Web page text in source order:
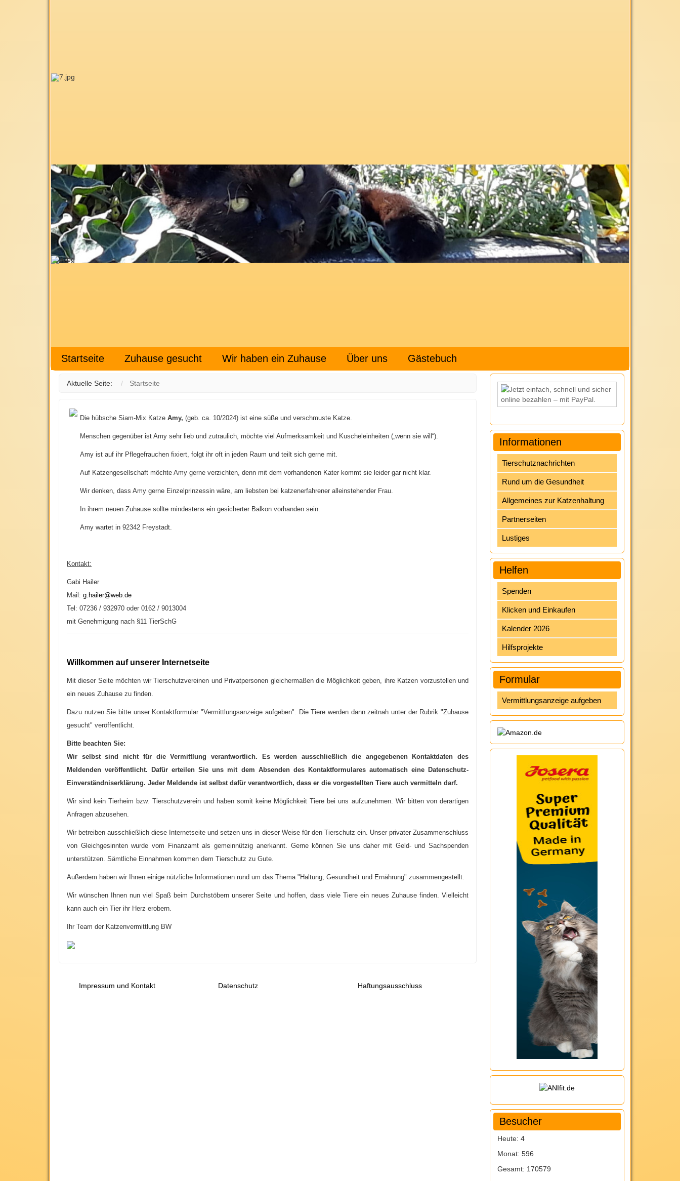
Startseite Zuhause gesucht Wir haben ein Zuhause Über uns Gästebuch
Aktuelle Seite: Startseite
Die hübsche Siam-Mix Katze Amy, (geb. ca. 10/2024) ist eine süße und verschmuste Katze.
Menschen gegenüber ist Amy sehr lieb und zutraulich, möchte viel Aufmerksamkeit und Kuscheleinheiten („wenn sie will“).
Amy ist auf ihr Pflegefrauchen fixiert, folgt ihr oft in jeden Raum und teilt sich gerne mit.
Auf Katzengesellschaft möchte Amy gerne verzichten, denn mit dem vorhandenen Kater kommt sie leider gar nicht klar.
Wir denken, dass Amy gerne Einzelprinzessin wäre, am liebsten bei katzenerfahrener alleinstehender Frau.
In ihrem neuen Zuhause sollte mindestens ein gesicherter Balkon vorhanden sein.
Amy wartet in 92342 Freystadt.
Kontakt:
Gabi Hailer
Mail: g.hailer@web.de
Tel: 07236 / 932970 oder 0162 / 9013004
mit Genehmigung nach §11 TierSchG
Willkommen auf unserer Internetseite
Mit dieser Seite möchten wir Tierschutzvereinen und Privatpersonen gleichermaßen die Möglichkeit geben, ihre Katzen vorzustellen und
ein neues Zuhause zu finden.
Dazu nutzen Sie bitte unser Kontaktformular "Vermittlungsanzeige aufgeben". Die Tiere werden dann zeitnah unter der Rubrik "Zuhause
gesucht" veröffentlicht.
Bitte beachten Sie:
Wir selbst sind nicht für die Vermittlung verantwortlich. Es werden ausschließlich die angegebenen Kontaktdaten des
Meldenden veröffentlicht. Dafür erteilen Sie uns mit dem Absenden des Kontaktformulares automatisch eine Datenschutz-
Einverständniserklärung. Jeder Meldende ist selbst dafür verantwortlich, dass er die vorgestellten Tiere auch vermitteln darf.
Wir sind kein Tierheim bzw. Tierschutzverein und haben somit keine Möglichkeit Tiere bei uns aufzunehmen. Wir bitten von derartigen
Anfragen abzusehen.
Wir betreiben ausschließlich diese Internetseite und setzen uns in dieser Weise für den Tierschutz ein. Unser privater Zusammenschluss
von Gleichgesinnten wurde vom Finanzamt als gemeinnützig anerkannt. Gerne können Sie uns daher mit Geld- und Sachspenden
unterstützen. Sämtliche Einnahmen kommen dem Tierschutz zu Gute.
Außerdem haben wir Ihnen einige nützliche Informationen rund um das Thema "Haltung, Gesundheit und Ernährung" zusammengestellt.
Wir wünschen Ihnen nun viel Spaß beim Durchstöbern unserer Seite und hoffen, dass viele Tiere ein neues Zuhause finden. Vielleicht
kann auch ein Tier ihr Herz erobern.
Ihr Team der Katzenvermittlung BW
Impressum und Kontakt Datenschutz Haftungsausschluss
Informationen
Tierschutznachrichten
Rund um die Gesundheit
Allgemeines zur Katzenhaltung
Partnerseiten
Lustiges
Helfen
Spenden
Klicken und Einkaufen
Kalender 2026
Hilfsprojekte
Formular
Vermittlungsanzeige aufgeben
Besucher
Heute: 4
Monat: 596
Gesamt: 170579